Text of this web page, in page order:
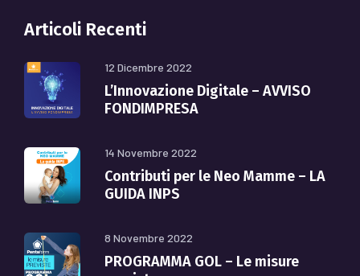
Articoli Recenti
12 Dicembre 2022
L’Innovazione Digitale – AVVISO
FONDIMPRESA
14 Novembre 2022
Contributi per le Neo Mamme – LA
GUIDA INPS
8 Novembre 2022
PROGRAMMA GOL – Le misure